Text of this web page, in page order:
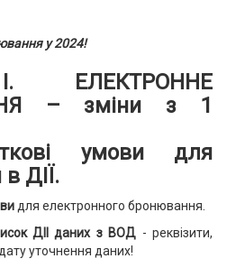
у 2024!
І.
ЕЛЕКТРОННЕ
– зміни з 1
умови для
ДІЇ.
для електронного бронювання.
ДІІ даних з ВОД - реквізити,
уточнення даних!